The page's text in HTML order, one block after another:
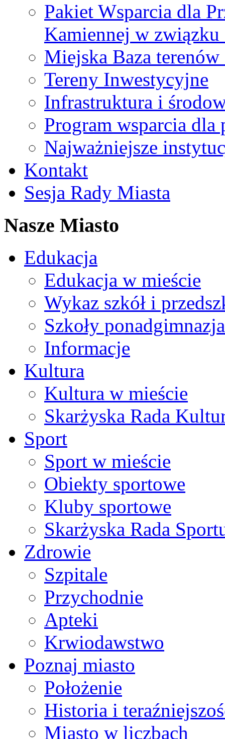
Pakiet Wsparcia dla
Kamiennej w
Miejska Baza
Tereny Inwestycyjne
Infrastruktura i
Program wsparcia
Najważniejsze
Kontakt
Sesja Rady Miasta
Nasze Miasto
Edukacja
Edukacja w mieście
Wykaz szkół i
Szkoły
Informacje
Kultura
Kultura w mieście
Skarżyska Rada
Sport
Sport w mieście
Obiekty sportowe
Kluby sportowe
Skarżyska Rada
Zdrowie
Szpitale
Przychodnie
Apteki
Krwiodawstwo
Poznaj miasto
Położenie
Historia i
Miasto w liczbach